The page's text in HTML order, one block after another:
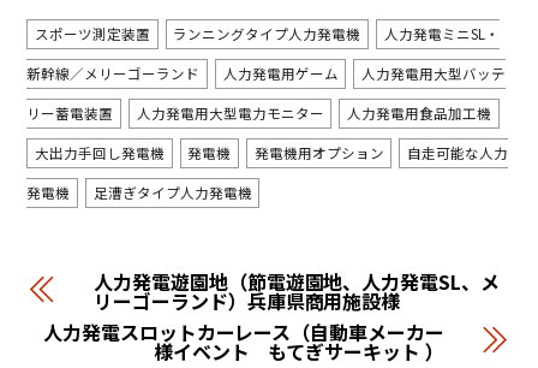
スポーツ測定装置 ランニングタイプ人力発電機 人力発電ミニSL・
新幹線／メリーゴーランド 人力発電用ゲーム 人力発電用大型バッテ
リー蓄電装置 人力発電用大型電力モニター 人力発電用食品加工機
大出力手回し発電機 発電機 発電機用オプション 自走可能な人力
発電機 足漕ぎタイプ人力発電機
人力発電遊園地（節電遊園地、人力発電SL、メ
リーゴーランド）兵庫県商用施設様
人力発電スロットカーレース（自動車メーカー
様イベント もてぎサーキット ）